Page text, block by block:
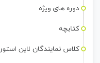
دوره های ویژه
کتابچه
کلاس نمایندگان لاین استور